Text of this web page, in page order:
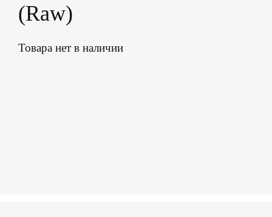
(Raw)
Товара нет в наличии